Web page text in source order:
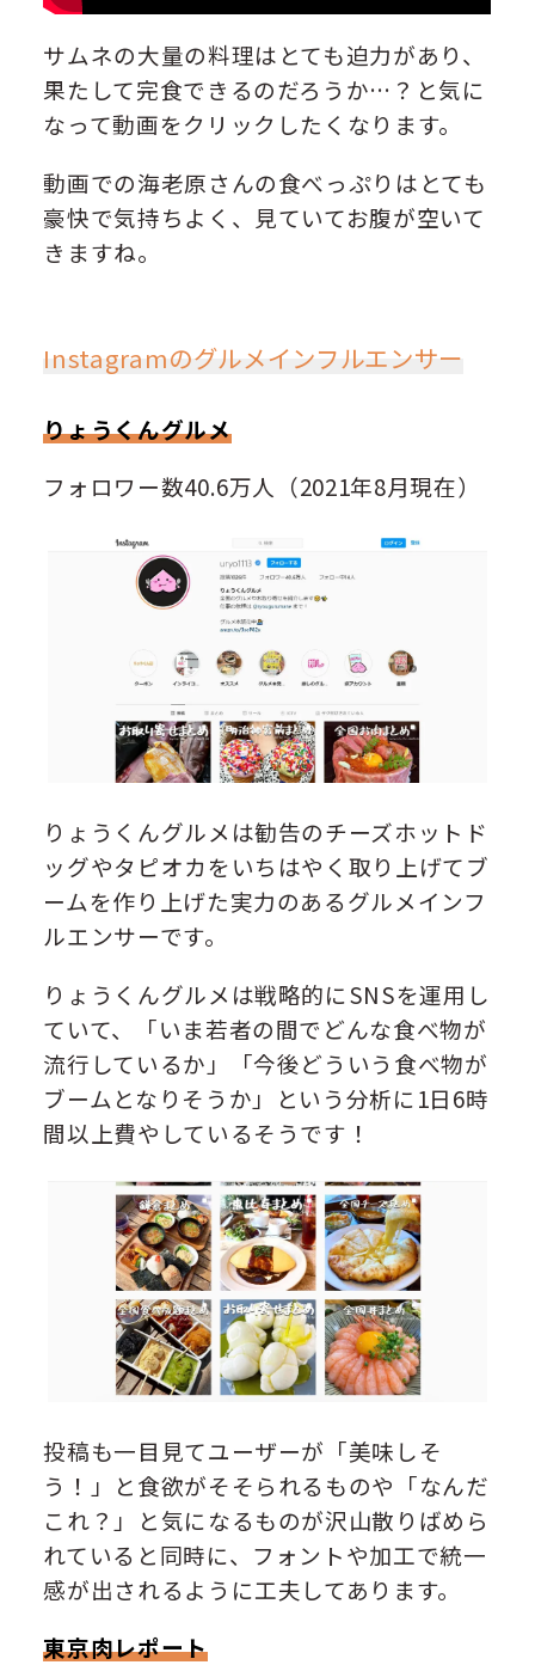
サムネの大量の料理はとても迫力があり、
果たして完食できるのだろうか…？と気に
なって動画をクリックしたくなります。
動画での海老原さんの食べっぷりはとても
豪快で気持ちよく、見ていてお腹が空いて
きますね。
Instagramのグルメインフルエンサー
りょうくんグルメ
フォロワー数40.6万人（2021年8月現在）
りょうくんグルメは勧告のチーズホットド
ッグやタピオカをいちはやく取り上げてブ
ームを作り上げた実力のあるグルメインフ
ルエンサーです。
りょうくんグルメは戦略的にSNSを運用し
ていて、「いま若者の間でどんな食べ物が
流行しているか」「今後どういう食べ物が
ブームとなりそうか」という分析に1日6時
間以上費やしているそうです！
投稿も一目見てユーザーが「美味しそ
う！」と食欲がそそられるものや「なんだ
これ？」と気になるものが沢山散りばめら
れていると同時に、フォントや加工で統一
感が出されるように工夫してあります。
東京肉レポート